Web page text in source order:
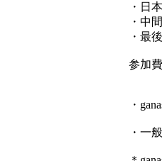
・日
・中
・最
参加費
・
・一